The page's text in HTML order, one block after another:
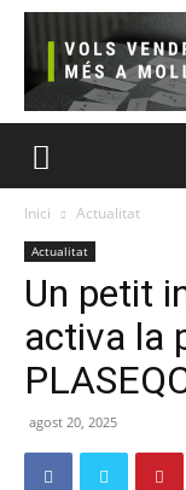
Inici Actualitat
Actualitat
Un petit
activa la
agost 20, 2025